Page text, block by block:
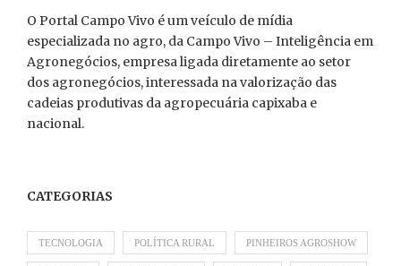
O Portal Campo Vivo é um veículo de mídia
especializada no agro, da Campo Vivo – Inteligência em
Agronegócios, empresa ligada diretamente ao setor
dos agronegócios, interessada na valorização das
cadeias produtivas da agropecuária capixaba e
nacional.
CATEGORIAS
TECNOLOGIA POLÍTICA RURAL PINHEIROS AGROSHOW